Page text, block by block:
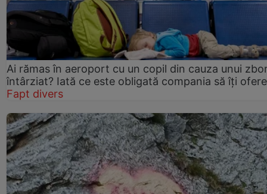
Ai rămas în aeroport cu un copil din cauza unui
întârziat? Iată ce este obligată compania să îți ofere
Fapt divers